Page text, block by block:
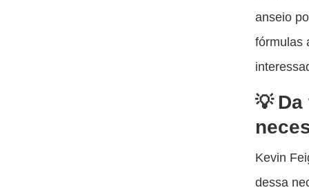
anseio
fórmulas
Kevin
dessa